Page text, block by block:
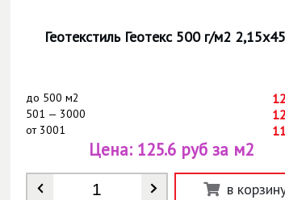
Геотекстиль Геотекс 500 г/м2
до 500 м2
501 — 3000
от3001
Количество *
Цена: 125.6 руб за м2
в